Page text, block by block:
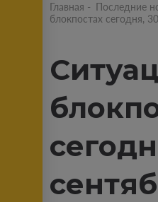
Главная - Последние
блокпостах сегодня,